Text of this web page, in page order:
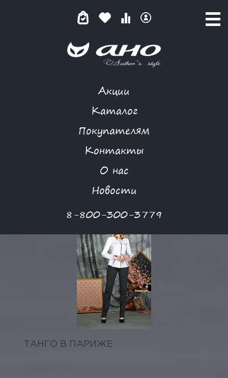
Акции
Каталог
Покупателям
Контакты
О нас
Новости
8-800-300-3779
NIYA
ТАНГО В ПАРИЖЕ